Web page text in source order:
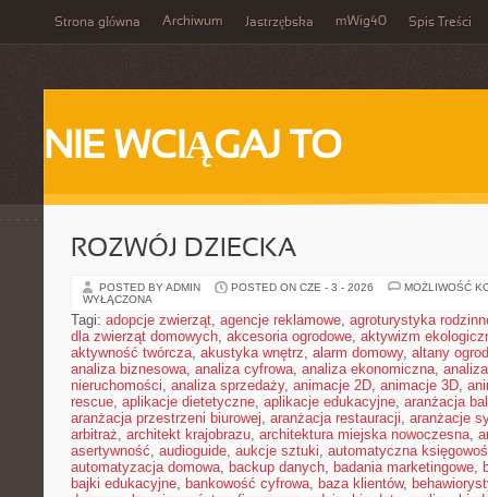
Strona główna Archiwum Jastrzębska mWig40 Spis Treści
NIE WCIĄGAJ TO
ROZWÓJ DZIECKA
POSTED BY ADMIN POSTED ON CZE - 3 - 2026
MOŻLIWOŚĆ
WYŁĄCZONA
Tagi: adopcje zwierząt, agencje reklamowe, agroturystyka
dla zwierząt domowych, akcesoria ogrodowe, aktywizm
aktywność twórcza, akustyka wnętrz, alarm domowy, altany
analiza biznesowa, analiza cyfrowa, analiza ekonomiczna,
nieruchomości, analiza sprzedaży, animacje 2D, animacje 3D,
rescue, aplikacje dietetyczne, aplikacje edukacyjne, aranżacja
aranżacja przestrzeni biurowej, aranżacja restauracji, aranżacje
arbitraż, architekt krajobrazu, architektura miejska nowoczesna,
asertywność, audioguide, aukcje sztuki, automatyczna
automatyzacja domowa, backup danych, badania marketingowe,
bajki edukacyjne, bankowość cyfrowa, baza klientów,